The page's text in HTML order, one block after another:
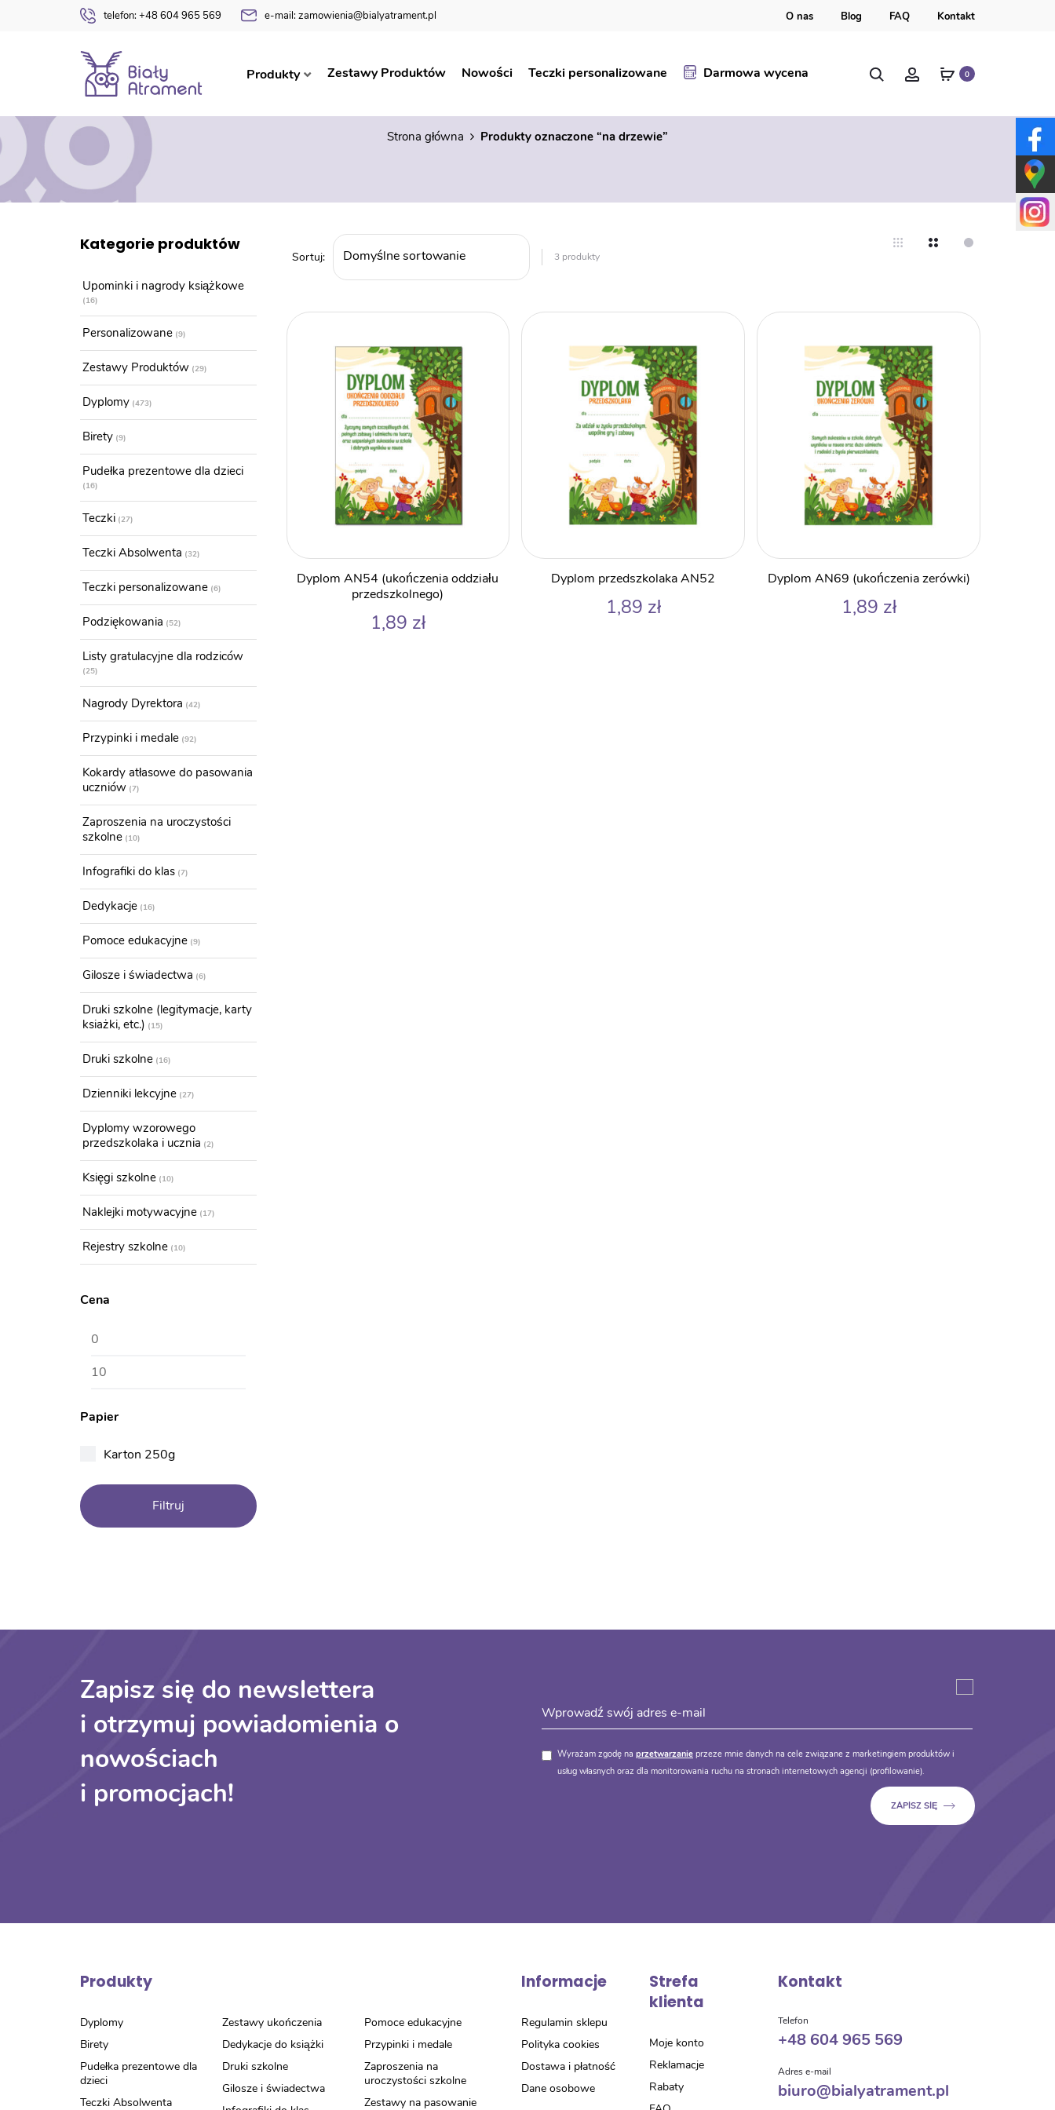
telefon: +48 604 965 569 e-mail: zamowienia@bialyatrament.pl O nas Blog FAQ Kontakt
Produkty Zestawy Produktów Nowości Teczki personalizowane Darmowa wycena Szukaj Account0
na drzewie
Strona główna Produkty oznaczone “na drzewie”
3 produkty
Dyplom AN54 (ukończenia oddziału
przedszkolnego)
1,89 zł
Dyplom przedszkolaka AN52
1,89 zł
Dyplom AN69 (ukończenia zerówki)
1,89 zł
Kategorie produktów
Upominki i nagrody książkowe
16
Personalizowane 9
Zestawy Produktów 29
Dyplomy 473
Birety 9
Pudełka prezentowe dla dzieci
16
Teczki 27
Teczki Absolwenta 32
Teczki personalizowane 6
Podziękowania 52
Listy gratulacyjne dla rodziców
25
Nagrody Dyrektora 42
Przypinki i medale 92
Kokardy atłasowe do pasowania
uczniów 7
Zaproszenia na uroczystości
szkolne 10
Infografiki do klas 7
Dedykacje 16
Pomoce edukacyjne 9
Gilosze i świadectwa 6
Druki szkolne (legitymacje, karty
ksiażki, etc.)
15
Druki szkolne 16
Dzienniki lekcyjne 27
Dyplomy wzorowego
przedszkolaka i ucznia 2
Księgi szkolne 10
Naklejki motywacyjne 17
Rejestry szkolne 10
Cena
Cena
Papier
Karton 250g
Filtruj
Zapisz się do newslettera
i otrzymuj powiadomienia o
nowościach
i promocjach!
Wyrażam zgodę na przetwarzanie przeze mnie danych na cele związane z marketingiem produktów i
usług własnych oraz dla monitorowania ruchu na stronach internetowych agencji (profilowanie).
Produkty
Dyplomy
Birety
Pudełka prezentowe dla
dzieci
Teczki Absolwenta
Zestawy ukończenia
Dedykacje do książki
Druki szkolne
Gilosze i świadectwa
Pomoce edukacyjne
Przypinki i medale
Zaproszenia na
uroczystości szkolne
Zestawy na pasowanie
Informacje
Regulamin sklepu
Polityka cookies
Dostawa i płatność
Dane osobowe
Strefa
klienta
Moje konto
Reklamacje
Rabaty
Kontakt
Telefon
+48 604 965 569
Adres e-mail
biuro@bialyatrament.pl